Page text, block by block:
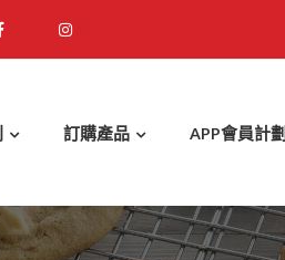
訂購產品 APP會員計